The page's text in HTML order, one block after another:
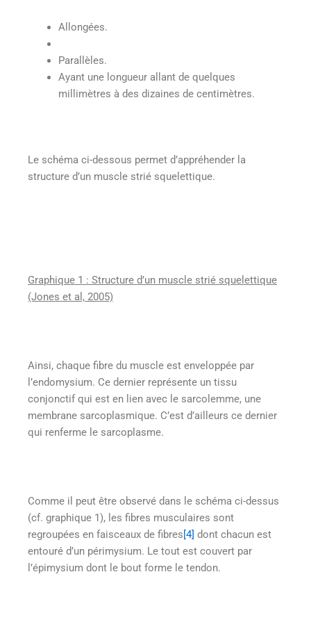
Allongées.
Parallèles.
Ayant une longueur allant de quelques
millimètres à des dizaines de centimètres.
Le schéma ci-dessous permet d’appréhender la
structure d’un muscle strié squelettique.
Graphique 1 : Structure d’un muscle strié squelettique
(Jones et al, 2005)
Ainsi, chaque fibre du muscle est enveloppée par
l’endomysium. Ce dernier représente un tissu
conjonctif qui est en lien avec le sarcolemme, une
membrane sarcoplasmique. C’est d’ailleurs ce dernier
qui renferme le sarcoplasme.
Comme il peut être observé dans le schéma ci-dessus
(cf. graphique 1), les fibres musculaires sont
regroupées en faisceaux de fibres[4] dont chacun est
entouré d’un périmysium. Le tout est couvert par
l’épimysium dont le bout forme le tendon.